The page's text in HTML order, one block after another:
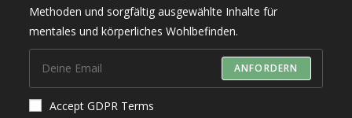
Methoden und sorgfältig ausgewählte Inhalte für
mentales und körperliches Wohlbefinden.
ANFORDERN
Accept GDPR Terms